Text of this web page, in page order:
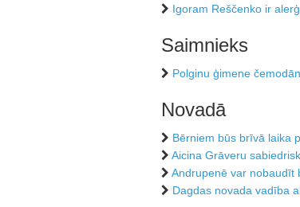
Igoram Reščenko ir
Saimnieks
Polginu ģimene
Novadā
Bērniem būs brīvā laika
Aicina Grāveru
Andrupenē var nobaudīt
Dagdas novada vadība